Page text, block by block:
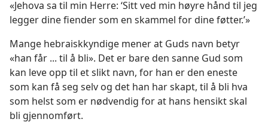
«Jehova sa til min Herre: ‘Sitt ved min høyre hånd til jeg
legger dine fiender som en skammel for dine føtter.’»
Mange hebraiskkyndige mener at Guds navn betyr
«han får ... til å bli». Det er bare den sanne Gud som
kan leve opp til et slikt navn, for han er den eneste
som kan få seg selv og det han har skapt, til å bli hva
som helst som er nødvendig for at hans hensikt skal
bli gjennomført.